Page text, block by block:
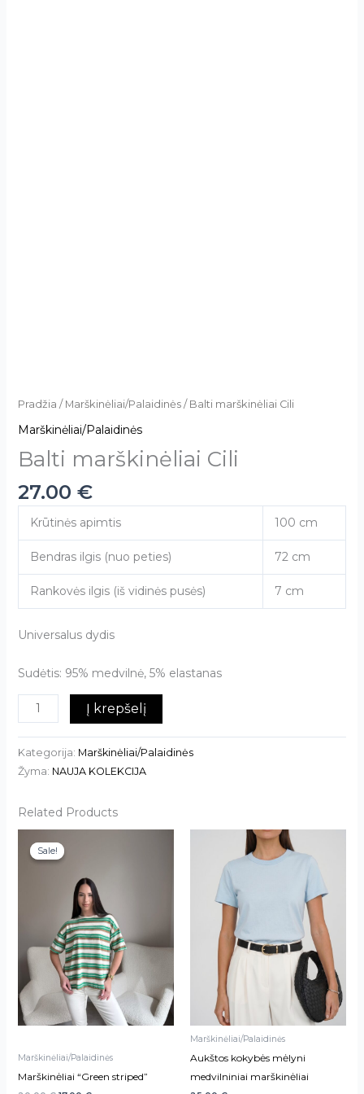
Pradžia / Marškinėliai/Palaidinės/ Balti marškinėliai Cili
Marškinėliai/Palaidinės
Balti marškinėliai Cili
27.00 €
Krūtinės apimtis 100 cm
Bendras ilgis (nuo peties) 72 cm
Rankovės ilgis (iš vidinės pusės) 7 cm
Universalus dydis
Sudėtis: 95% medvilnė, 5% elastanas
Į krepšelį
Kategorija: Marškinėliai/Palaidinės
Žyma: NAUJA KOLEKCIJA
Related Products
Sale!
Sale!
Marškinėliai/Palaidinės
Marškinėliai “Green striped”
Marškinėliai/Palaidinės
Aukštos kokybės mėlyni
medvilniniai marškinėliai
multiple
options
chosen
on
the
product
page